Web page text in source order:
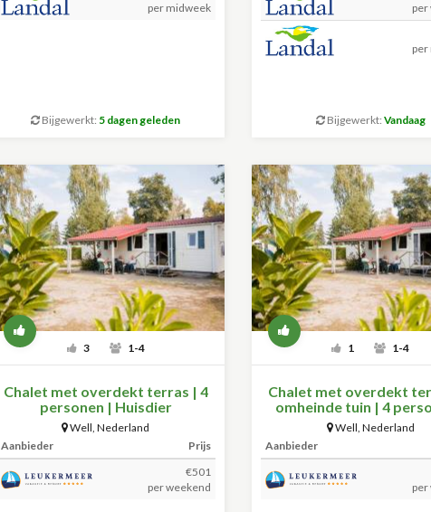
per midweek
Bijgewerkt: 5 dagen geleden
per
Bijgewerkt: Vandaag
3 1-4
Chalet met overdekt terras | 4
personen | Huisdier
Well,Nederland
Aanbieder
Prijs
€501
per weekend
1 1-4
Chalet met overdekt
omheinde tuin | 4
Huisdier
Well, Nederland
Aanbieder
per